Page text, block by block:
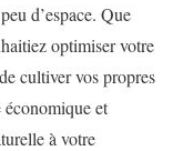
d’espace. Que
optimiser votre
cultiver vos propres
économique et
à votre